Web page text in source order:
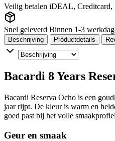
Veilig betalen iDEAL, Creditcard,
Snel geleverd Binnen 1-3
Beschrijving Productdetails
Bacardi 8 Years
Bacardi Reserva Ocho is een
jaar rijpt. De kleur is warm en
goed past bij het volle
Geur en smaak